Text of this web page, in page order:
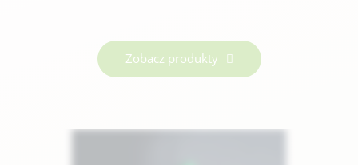
Zobacz produkty